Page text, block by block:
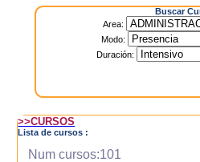
Buscar
Area:
Modo:
Duración:
>>CURSOS
Lista de cursos :
Num cursos:101